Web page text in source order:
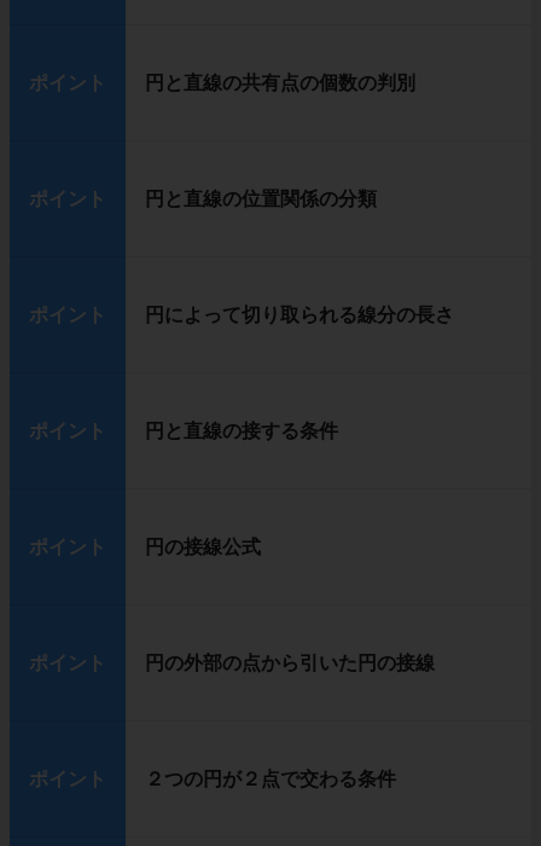
ポイント 円と直線の共有点の個数の判別
ポイント 円と直線の位置関係の分類
ポイント 円によって切り取られる線分の長さ
ポイント 円と直線の接する条件
ポイント 円の接線公式
ポイント 円の外部の点から引いた円の接線
ポイント ２つの円が２点で交わる条件